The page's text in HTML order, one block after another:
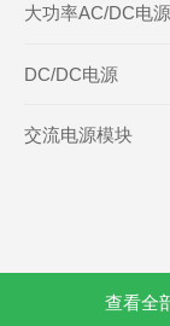
大功率AC/DC电源
DC/DC电源
交流电源模块
查看全